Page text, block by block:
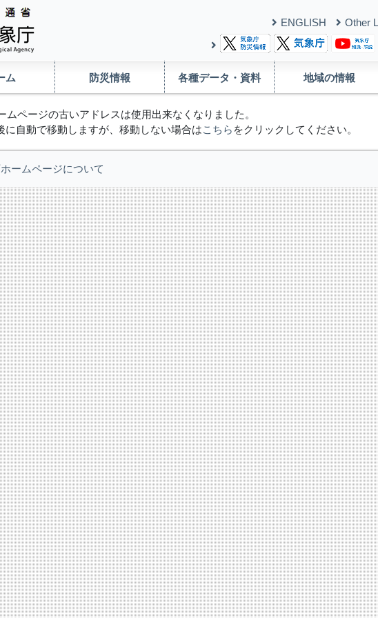
ENGLISH Other
ム 防災情報 各種データ・資料 地域の情報
ムページの古いアドレスは使用出来なくなりました。
自動で移動しますが、移動しない場合はこちら をクリックしてください。
ームページについて